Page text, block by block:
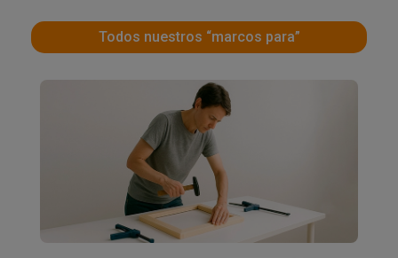
Todos nuestros “marcos para”